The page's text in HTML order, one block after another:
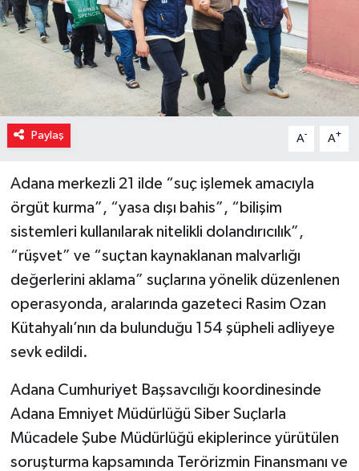
Paylaş A- A+
Adana merkezli 21 ilde “suç işlemek amacıyla
örgüt kurma”, “yasa dışı bahis”, “bilişim
sistemleri kullanılarak nitelikli dolandırıcılık”,
“rüşvet” ve “suçtan kaynaklanan malvarlığı
değerlerini aklama” suçlarına yönelik düzenlenen
operasyonda, aralarında gazeteci Rasim Ozan
Kütahyalı’nın da bulunduğu 154 şüpheli adliyeye
sevk edildi.
Adana Cumhuriyet Başsavcılığı koordinesinde
Adana Emniyet Müdürlüğü Siber Suçlarla
Mücadele Şube Müdürlüğü ekiplerince yürütülen
soruşturma kapsamında Terörizmin Finansmanı ve